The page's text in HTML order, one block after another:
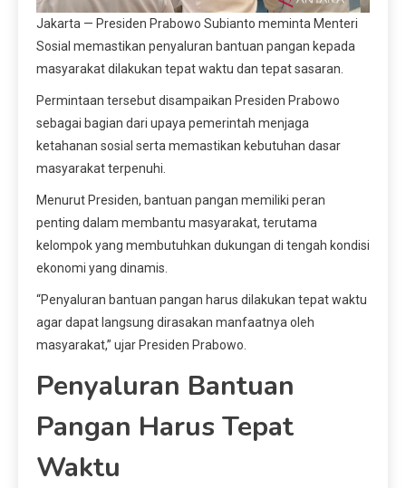
Jakarta — Presiden Prabowo Subianto meminta Menteri
Sosial memastikan penyaluran bantuan pangan kepada
masyarakat dilakukan tepat waktu dan tepat sasaran.
Permintaan tersebut disampaikan Presiden Prabowo
sebagai bagian dari upaya pemerintah menjaga
ketahanan sosial serta memastikan kebutuhan dasar
masyarakat terpenuhi.
Menurut Presiden, bantuan pangan memiliki peran
penting dalam membantu masyarakat, terutama
kelompok yang membutuhkan dukungan di tengah kondisi
ekonomi yang dinamis.
“Penyaluran bantuan pangan harus dilakukan tepat waktu
agar dapat langsung dirasakan manfaatnya oleh
masyarakat,” ujar Presiden Prabowo.
Penyaluran Bantuan
Pangan Harus Tepat
Waktu